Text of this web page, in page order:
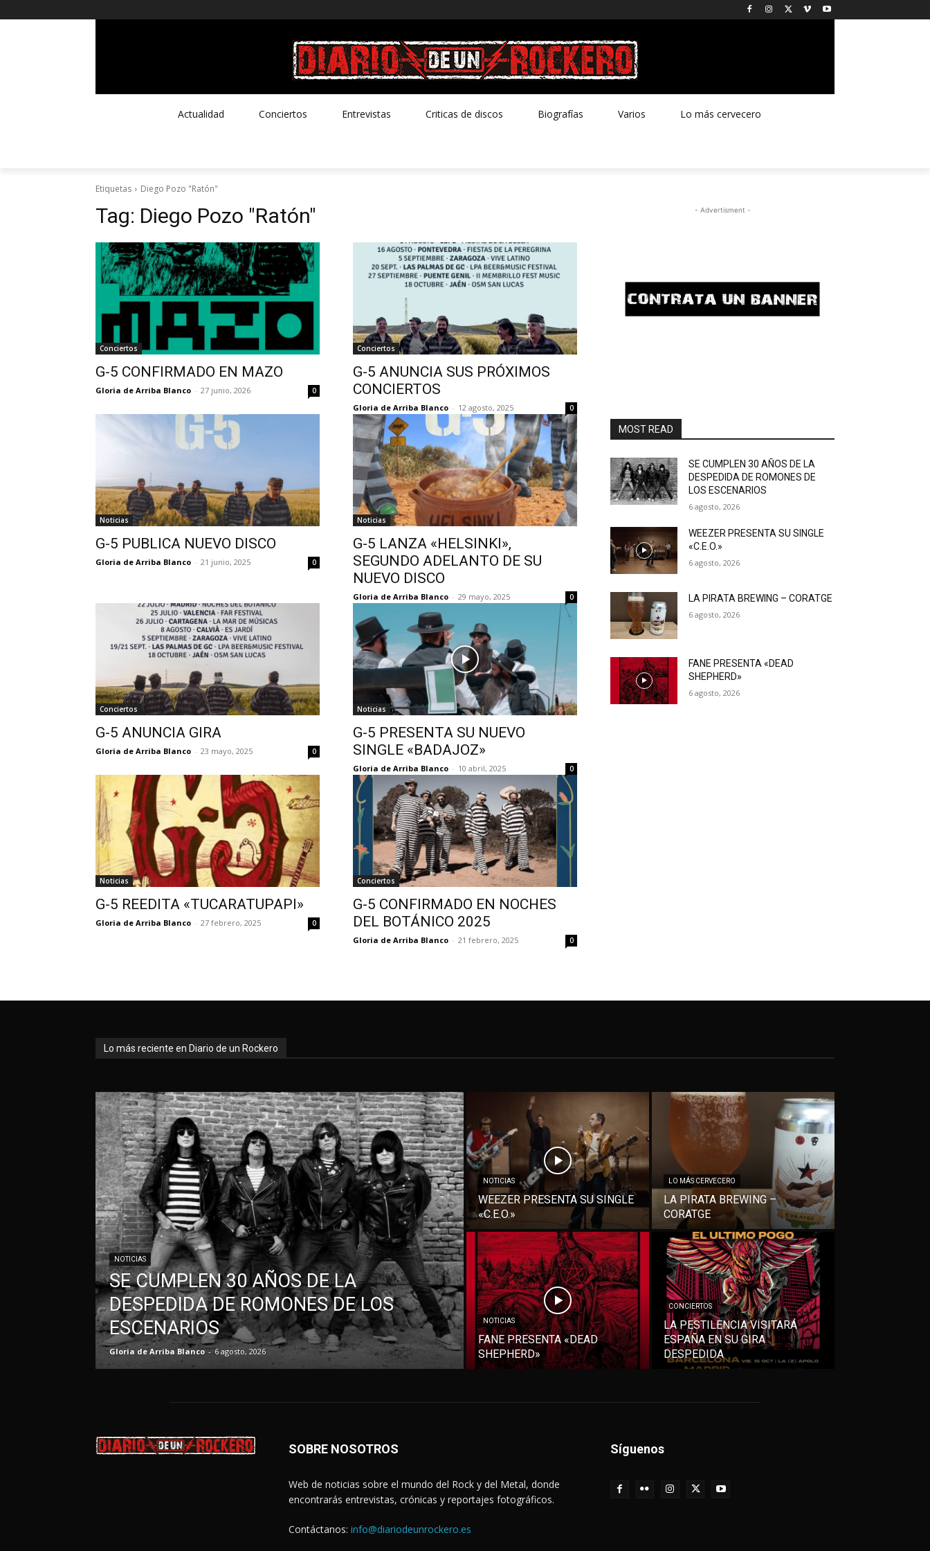
Actualidad Conciertos Entrevistas Criticas de discos Biografías Varios Lo más cervecero
Etiquetas Diego Pozo "Ratón"
Tag: Diego Pozo "Ratón"
Conciertos
G-5 CONFIRMADO EN MAZO
Gloria de Arriba Blanco - 27 junio, 2026 0
Conciertos
G-5 ANUNCIA SUS PRÓXIMOS
CONCIERTOS
Gloria de Arriba Blanco - 12 agosto, 2025 0
Noticias
G-5 PUBLICA NUEVO DISCO
Gloria de Arriba Blanco - 21 junio, 2025 0
Noticias
G-5 LANZA «HELSINKI»,
SEGUNDO ADELANTO DE SU
NUEVO DISCO
Gloria de Arriba Blanco - 29 mayo, 2025 0
Conciertos
G-5 ANUNCIA GIRA
Gloria de Arriba Blanco - 23 mayo, 2025 0
Noticias
G-5 PRESENTA SU NUEVO
SINGLE «BADAJOZ»
Gloria de Arriba Blanco - 10 abril, 2025 0
Noticias
G-5 REEDITA «TUCARATUPAPI»
Gloria de Arriba Blanco - 27 febrero, 2025 0
Conciertos
G-5 CONFIRMADO EN NOCHES
DEL BOTÁNICO 2025
Gloria de Arriba Blanco - 21 febrero, 2025 0
- Advertisment -
MOST READ
SE CUMPLEN 30 AÑOS DE LA
DESPEDIDA DE ROMONES DE
LOS ESCENARIOS
6 agosto, 2026
WEEZER PRESENTA SU SINGLE
«C.E.O.»
6 agosto, 2026
LA PIRATA BREWING – CORATGE
6 agosto, 2026
FANE PRESENTA «DEAD
SHEPHERD»
6 agosto, 2026
Lo más reciente en Diario de un Rockero
NOTICIAS
SE CUMPLEN 30 AÑOS DE LA
DESPEDIDA DE ROMONES DE LOS
ESCENARIOS
Gloria de Arriba Blanco - 6 agosto, 2026
NOTICIAS
WEEZER PRESENTA SU SINGLE
«C.E.O.»
LO MÁS CERVECERO
LA PIRATA BREWING –
CORATGE
NOTICIAS
FANE PRESENTA «DEAD
SHEPHERD»
CONCIERTOS
LA PESTILENCIA VISITARÁ
ESPAÑA EN SU GIRA
DESPEDIDA
SOBRE NOSOTROS
Web de noticias sobre el mundo del Rock y del Metal, donde
encontrarás entrevistas, crónicas y reportajes fotográficos.
Contáctanos: info@diariodeunrockero.es
Síguenos